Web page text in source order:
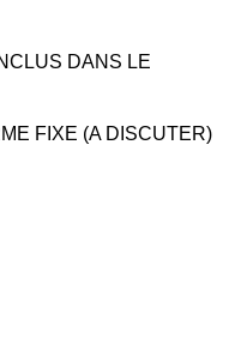
DANS LE
FIXE (A DISCUTER)